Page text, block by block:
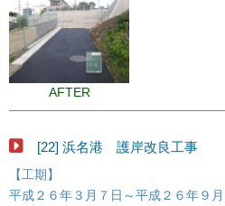
AFTER
[22] 浜名港 護岸改良工事
【工期】
平成２６年３月７日～平成２６年９